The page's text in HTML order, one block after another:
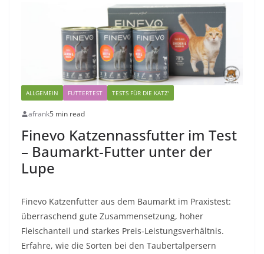
ALLGEMEIN FUTTERTEST TESTS FÜR DIE KATZ'
afrank5 min read
Finevo Katzennassfutter im Test
– Baumarkt-Futter unter der
Lupe
Finevo Katzenfutter aus dem Baumarkt im Praxistest:
überraschend gute Zusammensetzung, hoher
Fleischanteil und starkes Preis‑Leistungsverhältnis.
Erfahre, wie die Sorten bei den Taubertalpersern